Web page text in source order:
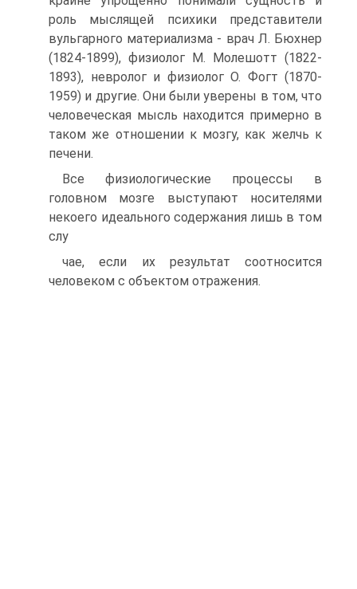
роль мыслящей психики представители
вульгарного материализма - врач Л. Бюхнер
(1824-1899), физиолог М. Молешотт (1822-
1893), невролог и физиолог О. Фогт (1870-
1959) и другие. Они были уве­рены в том, что
человеческая мысль находится примерно в
таком же отношении к мозгу, как желчь к
печени.
Все физиологические процессы в
головном мозге выступа­ют носителями
некоего идеального содержания лишь в том
слу­
чае, если их результат соотносится
человеком с объектом отра­жения.